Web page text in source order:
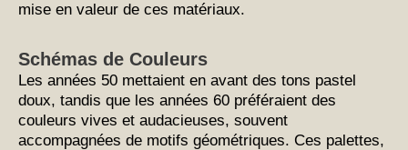
mise en valeur de ces matériaux.
Schémas de Couleurs
Les années 50 mettaient en avant des tons pastel
doux, tandis que les années 60 préféraient des
couleurs vives et audacieuses, souvent
accompagnées de motifs géométriques. Ces palettes,